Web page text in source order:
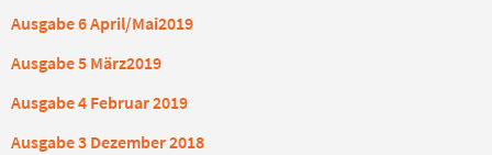
Ausgabe 6 April/Mai2019
Ausgabe 5 März2019
Ausgabe 4 Februar 2019
Ausgabe 3 Dezember 2018